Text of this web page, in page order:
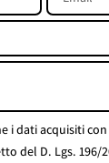
i dati acquisiti
del D. Lgs. 196/